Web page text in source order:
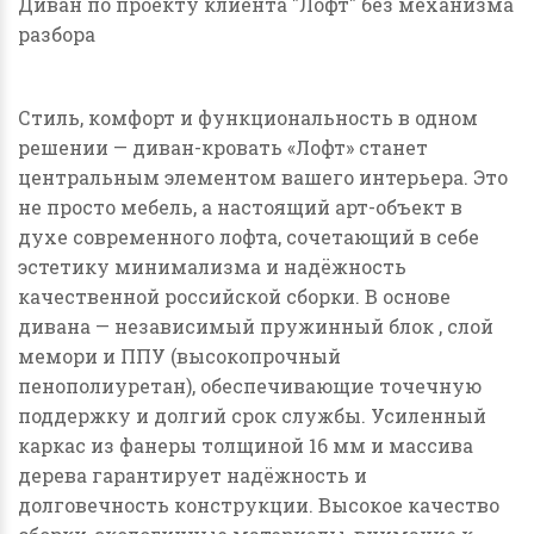
разбора
Стиль, комфорт и функциональность в одном
решении — диван-кровать «Лофт» станет
центральным элементом вашего интерьера. Это
не просто мебель, а настоящий арт-объект в
духе современного лофта, сочетающий в себе
эстетику минимализма и надёжность
качественной российской сборки. В основе
дивана — независимый пружинный блок , слой
мемори и ППУ (высокопрочный
пенополиуретан), обеспечивающие точечную
поддержку и долгий срок службы. Усиленный
каркас из фанеры толщиной 16 мм и массива
дерева гарантирует надёжность и
долговечность конструкции. Высокое качество